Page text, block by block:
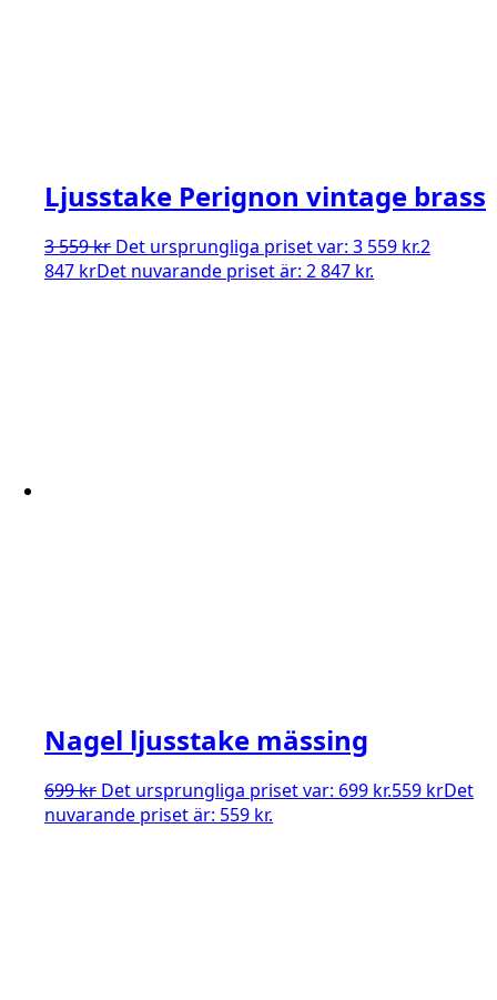
Ljusstake Perignon vintage brass
3 559kr Det ursprungliga priset var: 3 559 kr.2
847 krDet nuvarande priset är: 2 847 kr.
Nagel ljusstake mässing
699kr Det ursprungliga priset var: 699 kr.559 krDet
nuvarande priset är: 559 kr.